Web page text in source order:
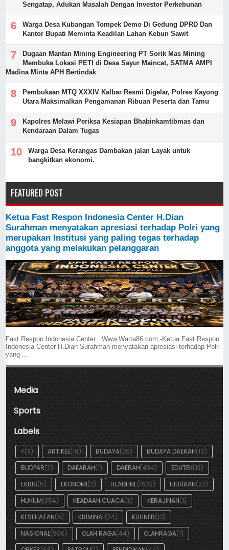
Sengatap, Adukan Masalah Dengan Investor Perkebunan
Warga Desa Kubangan Tompek Demo Di Gedung DPRD Dan
Kantor Bupati Meminta Keadilan Lahan Kebun Sawit
Dugaan Mantan Mining Engineering PT Sorik Mas Mining
Membuka Lokasi PETI di Desa Sayur Maincat, SATMA AMPI
Madina Minta APH Bertindak
Pembukaan MTQ XXXIV Kalbar Resmi Digelar, Polres Kayong
Utara Maksimalkan Pengamanan Ribuan Peserta dan Tamu
Kapolres Melawi Periksa Kesiapan Bhabinkamtibmas dan
Kendaraan Dalam Tugas
Warga Desa Kerangas Dambakan jalan Layak untuk
bangkitkan ekonomi.
FEATURED POST
Ketua Fast Respon Indonesia Center H.Dian
Surahman menyatakan apresiasi terhadap Polri yang
merupakan Institusi yang paling tegas terhadap
anggota yang melakukan pelanggaran
Fast Respon Indonesia Center . Www.Warta86.com,-Ketua Fast Respon
Indonesia Center H.Dian Surahman menyatakan apresiasi terhadap Polri
yang ...
Media
Sports
Labels
<(3) ARTIKEL(18) BUDAYA(20) BUDAYA DAERAH(10)
BUDPAR(7) DAEARAH(1) DAERAH(434) EDUTEK(13)
EKBIS(5) EKONOMI(2) HEADLINE(1532) HIBURAN(22)
HUKUM(354) KEADAAN CUACA(3) KERAJINAN(1)
KESEHATAN(6) KRIMINAL(24) KULINER(13)
NASIONAL(906) OLAH RAGA(44) OLAHRAGA(1)